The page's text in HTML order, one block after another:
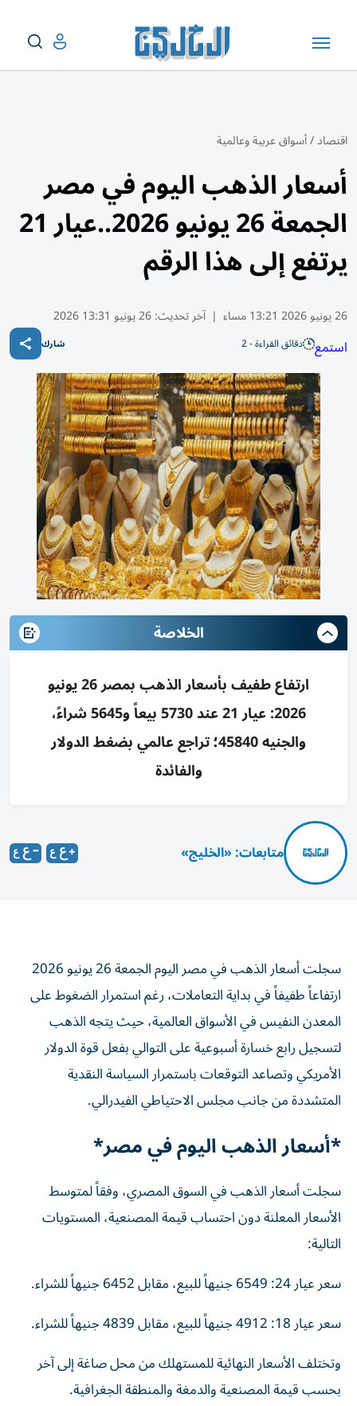
اقتصاد/أسواق عربية وعالمية
أسعار الذهب اليوم في مصر
الجمعة 26 يونيو 2026..عيار 21
يرتفع إلى هذا الرقم
26 يونيو 2026 13:21 مساء | آخر تحديث:26 يونيو 13:31 2026
استمع دقائق القراءة - 2 شارك
الخلاصة
ارتفاع طفيف بأسعار الذهب بمصر 26 يونيو
2026: عيار 21 عند 5730 بيعاً و5645 شراءً،
والجنيه 45840؛ تراجع عالمي بضغط الدولار
والفائدة
متابعات: «الخليج»
سجلت أسعار الذهب في مصر اليوم الجمعة 26 يونيو 2026
ارتفاعاً طفيفاً في بداية التعاملات، رغم استمرار الضغوط على
المعدن النفيس في الأسواق العالمية، حيث يتجه الذهب
لتسجيل رابع خسارة أسبوعية على التوالي بفعل قوة الدولار
الأمريكي وتصاعد التوقعات باستمرار السياسة النقدية
المتشددة من جانب مجلس الاحتياطي الفيدرالي.
*أسعار الذهب اليوم في مصر*
سجلت أسعار الذهب في السوق المصري، وفقاً لمتوسط
الأسعار المعلنة دون احتساب قيمة المصنعية، المستويات
التالية:
سعر عيار 24: 6549 جنيهاً للبيع، مقابل 6452 جنيهاً للشراء.
سعر عيار 18: 4912 جنيهاً للبيع، مقابل 4839 جنيهاً للشراء.
وتختلف الأسعار النهائية للمستهلك من محل صاغة إلى آخر
بحسب قيمة المصنعية والدمغة والمنطقة الجغرافية.